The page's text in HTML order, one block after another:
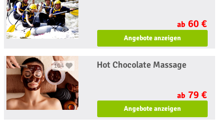
ab 60 €
Angebote anzeigen
104 Hot Chocolate Massage
ab 79 €
Angebote anzeigen